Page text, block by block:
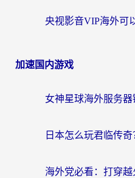
加速国内游戏